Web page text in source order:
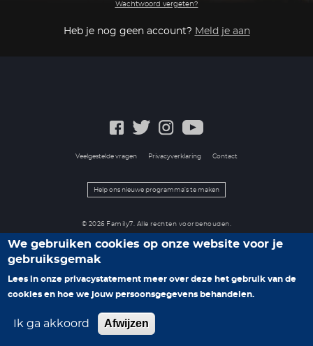
Wachtwoord vergeten?
Heb je nog geen account? Meld je aan
Veelgestelde vragen Privacyverklaring Contact
Help ons nieuwe programma's te maken
© 2026 Family7. Alle rechten voorbehouden.
We gebruiken cookies op onze website voor je
gebruiksgemak
Lees in onze privacystatement meer over deze het gebruik van de
cookies en hoe we jouw persoonsgegevens behandelen.
Ik ga akkoord Afwijzen